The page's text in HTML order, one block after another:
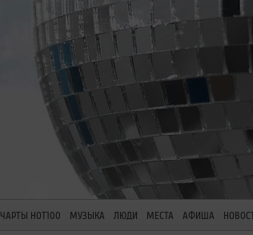
ЧАРТЫ HOT100 МУЗЫКА ЛЮДИ МЕСТА АФИША